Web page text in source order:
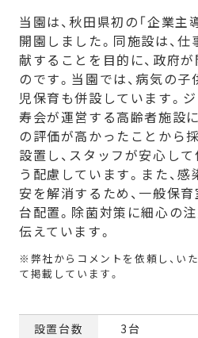
当園は、秋田県初の「企業主
開園しました。同施設は、
献することを目的に、政府
のです。当園では、病気の
児保育も併設しています。
寿会が運営する高齢者施設
の評価が高かったことから
設置し、スタッフが安心し
う配慮しています。また、
安を解消するため、一般保
台配置。除菌対策に細心の
伝えています。
設置台数
3台